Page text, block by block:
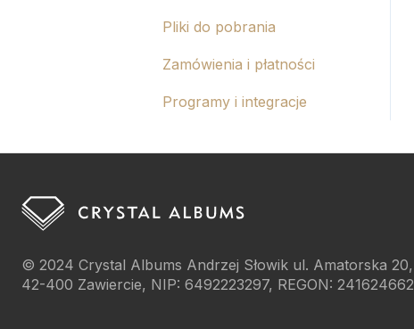
Pliki do pobrania
Zamówienia i płatności
Programy i integracje
© 2024 Crystal Albums Andrzej Słowik ul. Amatorska 20,
42-400 Zawiercie, NIP: 6492223297, REGON: 241624662